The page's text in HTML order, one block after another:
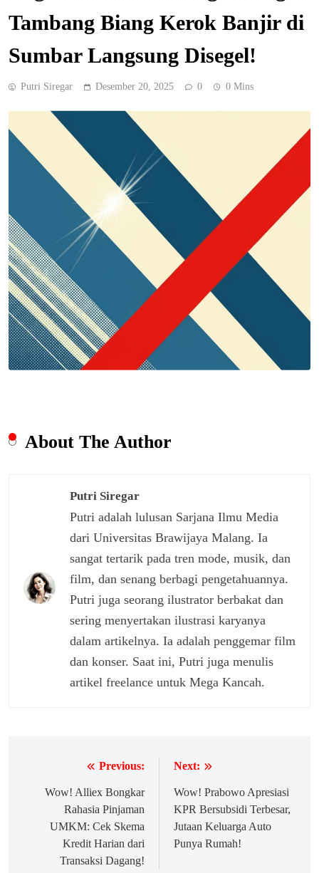
Tambang Biang Kerok Banjir di
Sumbar Langsung Disegel!
Putri Siregar Desember 20, 2025 0 0 Mins
About The Author
Putri Siregar
Putri adalah lulusan Sarjana Ilmu Media
dari Universitas Brawijaya Malang. Ia
sangat tertarik pada tren mode, musik, dan
film, dan senang berbagi pengetahuannya.
Putri juga seorang ilustrator berbakat dan
sering menyertakan ilustrasi karyanya
dalam artikelnya. Ia adalah penggemar film
dan konser. Saat ini, Putri juga menulis
artikel freelance untuk Mega Kancah.
pos
Previous:
Wow! Alliex Bongkar
Rahasia Pinjaman
UMKM: Cek Skema
Kredit Harian dari
Transaksi Dagang!
Next:
Wow! Prabowo Apresiasi
KPR Bersubsidi Terbesar,
Jutaan Keluarga Auto
Punya Rumah!